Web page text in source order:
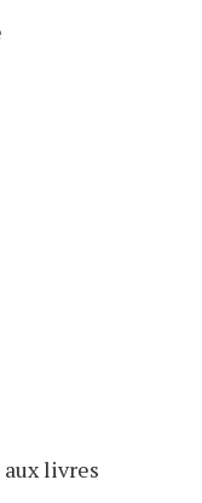
livres